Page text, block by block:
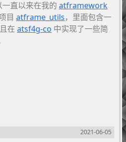
直以来在我的 atframework
目 atframe_utils，里面包含一
在 atsf4g-co 中实现了一些简
2021-06-05